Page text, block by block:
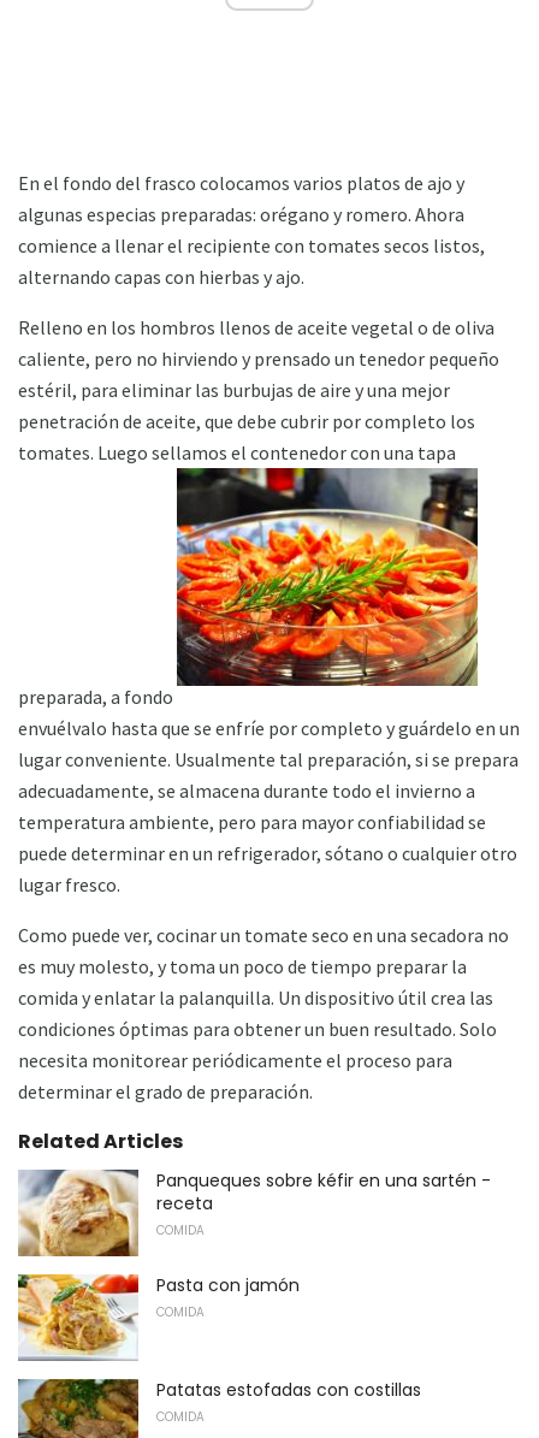
En el fondo del frasco colocamos varios platos de ajo y
algunas especias preparadas: orégano y romero. Ahora
comience a llenar el recipiente con tomates secos listos,
alternando capas con hierbas y ajo.
Relleno en los hombros llenos de aceite vegetal o de oliva
caliente, pero no hirviendo y prensado un tenedor pequeño
estéril, para eliminar las burbujas de aire y una mejor
penetración de aceite, que debe cubrir por completo los
tomates. Luego sellamos el contenedor con una tapa
preparada, a fondo
envuélvalo hasta que se enfríe por completo y guárdelo en un
lugar conveniente. Usualmente tal preparación, si se prepara
adecuadamente, se almacena durante todo el invierno a
temperatura ambiente, pero para mayor confiabilidad se
puede determinar en un refrigerador, sótano o cualquier otro
lugar fresco.
Como puede ver, cocinar un tomate seco en una secadora no
es muy molesto, y toma un poco de tiempo preparar la
comida y enlatar la palanquilla. Un dispositivo útil crea las
condiciones óptimas para obtener un buen resultado. Solo
necesita monitorear periódicamente el proceso para
determinar el grado de preparación.
Related Articles
Panqueques sobre kéfir en una sartén -
receta
COMIDA
Pasta con jamón
COMIDA
Patatas estofadas con costillas
COMIDA